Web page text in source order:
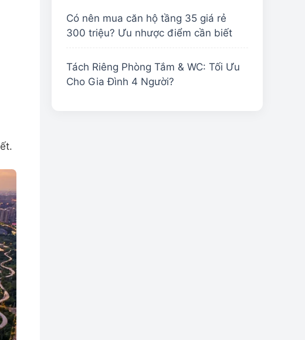
Có nên mua căn hộ tầng 35 giá rẻ
300 triệu? Ưu nhược điểm cần biết
Tách Riêng Phòng Tắm & WC: Tối Ưu
Cho Gia Đình 4 Người?